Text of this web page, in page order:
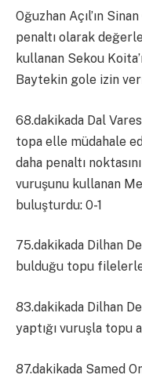
Oğuzhan Açıl’ın
penaltı olarak
kullanan Sekou
Baytekin gole izin
68.dakikada Dal
topa elle müdahale
daha penaltı
vuruşunu kullanan
buluşturdu: 0-1
75.dakikada Dilhan
bulduğu topu
83.dakikada Dilhan
yaptığı vuruşla topu
87.dakikada Samed